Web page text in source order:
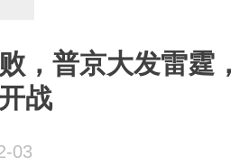
，普京大发雷霆
战
03